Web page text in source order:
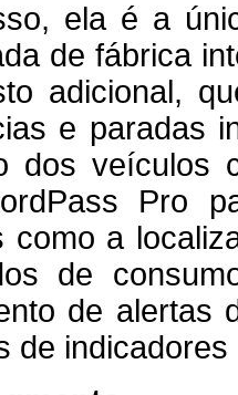
ela é a
de fábrica
adicional,
e paradas
dos veículos
Pro
como a
de
de alertas
de